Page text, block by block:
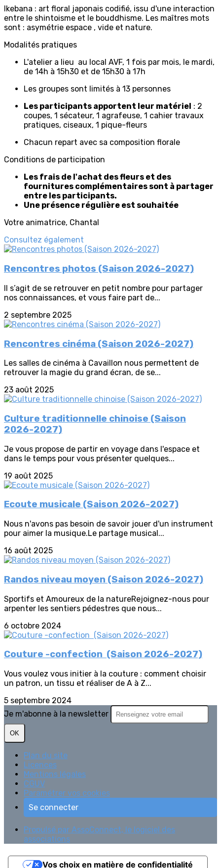
Ikebana : art floral japonais codifié, issu d'une interaction
entre le shintoisme et le bouddhisme. Les maîtres mots
sont : asymétrie espace , vide et nature.
Modalités pratiques
L'atelier a lieu au local AVF, 1 fois par mois, le mardi,
de 14h à 15h30 et de 15h30 à 17h
Les groupes sont limités à 13 personnes
Les participants apportent leur matériel : 2
coupes, 1 sécateur, 1 agrafeuse, 1 cahier travaux
pratiques, ciseaux, 1 pique-fleurs
Chacun repart avec sa composition florale
Conditions de participation
Les frais de l'achat des fleurs et des
fournitures complémentaires sont à partager
entre les participants.
Une présence régulière est souhaitée
Votre animatrice, Chantal
Consultez également
Rencontres photos (Saison 2026-2027)
Il s’agit de se retrouver en petit nombre pour partager
nos connaissances, et vous faire part de...
2 septembre 2025
Rencontres cinéma (Saison 2026-2027)
Les salles de cinéma à Cavaillon nous permettent de
retrouver la magie du grand écran, de se...
23 août 2025
Culture traditionnelle chinoise (Saison
2026-2027)
Je vous propose de partir en voyage dans l'espace et
dans le temps pour vous présenter quelques...
19 août 2025
Ecoute musicale (Saison 2026-2027)
Nous n'avons pas besoin de savoir jouer d'un instrument
pour aimer la musique.Le partage musical...
16 août 2025
Randos niveau moyen (Saison 2026-2027)
Sportifs et Amoureux de la natureRejoignez-nous pour
arpenter les sentiers pédestres que nous...
6 octobre 2024
Couture -confection (Saison 2026-2027)
Vous voulez vous initier à la couture : comment choisir
un patron, un tissu et réaliser de A à Z...
5 septembre 2024
Je m'abonne à la newsletter
OK
Plan du site
Licences
Mentions légales
CGUV
Paramétrer vos cookies
Se connecter
Propulsé par AssoConnect, le logiciel des
associations
Vos choix en matière de confidentialité